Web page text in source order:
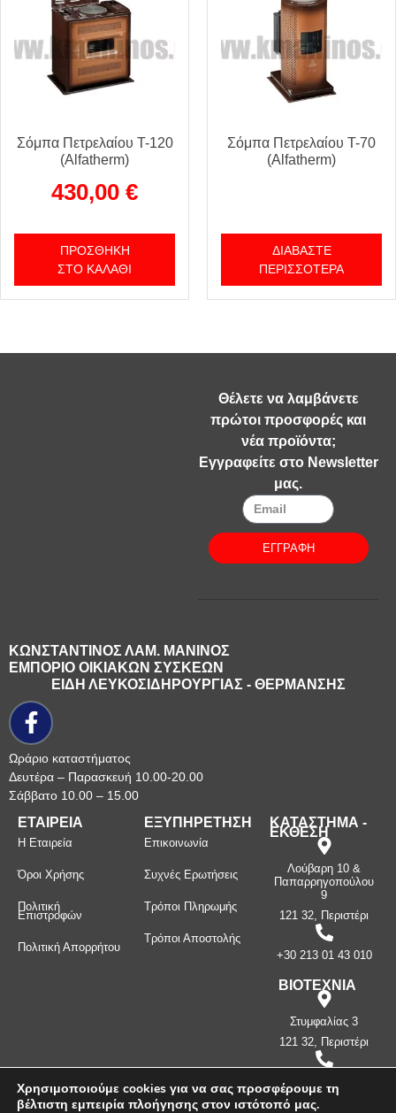
Σόμπα Πετρελαίου T-120
(Alfatherm)
430,00 €
ΠΡΟΣΘΉΚΗ
ΣΤΟ ΚΑΛΆΘΙ
Σόμπα Πετρελαίου T-70
(Alfatherm)
ΔΙΑΒΆΣΤΕ
ΠΕΡΙΣΣΌΤΕΡΑ
Θέλετε να λαμβάνετε
πρώτοι προσφορές και
νέα προϊόντα;
Εγγραφείτε στο Newsletter
μας.
ΕΓΓΡΑΦΗ
ΚΩΝΣΤΑΝΤΙΝΟΣ ΛΑΜ. ΜΑΝΙΝΟΣ
ΕΜΠΟΡΙΟ ΟΙΚΙΑΚΩΝ ΣΥΣΚΕΩΝ
ΕΙΔΗ ΛΕΥΚΟΣΙΔΗΡΟΥΡΓΙΑΣ - ΘΕΡΜΑΝΣΗΣ
Ωράριο καταστήματος
Δευτέρα – Παρασκευή 10.00-20.00
Σάββατο 10.00 – 15.00
ΕΤΑΙΡΕΙΑ
Η Εταιρεία
Όροι Χρήσης
Πολιτική
Επιστροφών
Πολιτική Απορρήτου
ΕΞΥΠΗΡΕΤΗΣΗ
Επικοινωνία
Συχνές Ερωτήσεις
Τρόποι Πληρωμής
Τρόποι Αποστολής
ΚΑΤΑΣΤΗΜΑ -
ΕΚΘΕΣΗ
Λούβαρη 10 &
Παπαρρηγοπούλου
9
121 32, Περιστέρι
+30 213 01 43 010
ΒΙΟΤΕΧΝΙΑ
Στυμφαλίας 3
121 32, Περιστέρι
397
Χρησιμοποιούμε cookies για να σας προσφέρουμε τη
βέλτιστη εμπειρία πλοήγησης στον ιστότοπό μας.